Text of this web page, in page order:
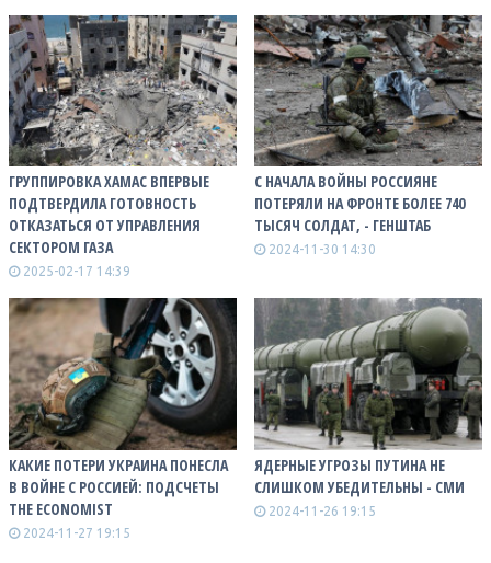
ГРУППИРОВКА ХАМАС ВПЕРВЫЕ
ПОДТВЕРДИЛА ГОТОВНОСТЬ
ОТКАЗАТЬСЯ ОТ УПРАВЛЕНИЯ
СЕКТОРОМ ГАЗА
2025-02-17 14:39
С НАЧАЛА ВОЙНЫ РОССИЯНЕ
ПОТЕРЯЛИ НА ФРОНТЕ БОЛЕЕ 740
ТЫСЯЧ СОЛДАТ, - ГЕНШТАБ
2024-11-30 14:30
КАКИЕ ПОТЕРИ УКРАИНА ПОНЕСЛА
В ВОЙНЕ С РОССИЕЙ: ПОДСЧЕТЫ
THE ECONOMIST
2024-11-27 19:15
ЯДЕРНЫЕ УГРОЗЫ ПУТИНА НЕ
СЛИШКОМ УБЕДИТЕЛЬНЫ - СМИ
2024-11-26 19:15